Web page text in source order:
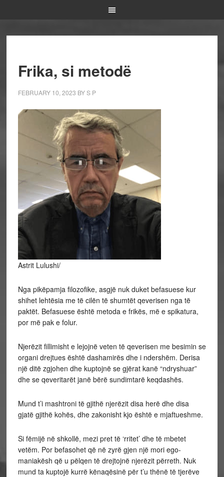
Frika, si metodë
FEBRUARY 10, 2023 BYS P
Astrit Lulushi/
Nga pikëpamja filozofike, asgjë nuk duket befasuese kur
shihet lehtësia me të cilën të shumtët qeverisen nga të
paktët. Befasuese është metoda e frikës, më e spikatura,
por më pak e folur.
Njerëzit fillimisht e lejojnë veten të qeverisen me besimin se
organi drejtues është dashamirës dhe i ndershëm. Derisa
një ditë zgjohen dhe kuptojnë se gjërat kanë “ndryshuar”
dhe se qeveritarët janë bërë sundimtarë keqdashës.
Mund t’i mashtroni të gjithë njerëzit disa herë dhe disa
gjatë gjithë kohës, dhe zakonisht kjo është e mjaftueshme.
Si fëmijë në shkollë, mezi pret të ‘rritet’ dhe të mbetet
vetëm. Por befasohet që në zyrë gjen një mori ego-
maniakësh që u pëlqen të drejtojnë njerëzit përreth. Nuk
mund ta kuptojë kurrë kënaqësinë për t’u thënë të tjerëve